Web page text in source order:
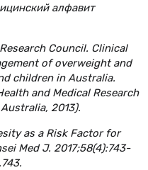
алфавит
Council. Clinical
of overweight and
children in Australia.
and Medical Research
2013).
as a Risk Factor for
Med J. 2017;58(4):743-